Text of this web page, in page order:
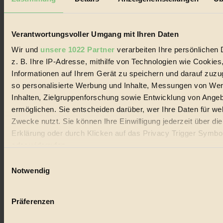
Verantwortungsvoller Umgang mit Ihren Daten
Wir und unsere 1022 Partner verarbeiten Ihre persönlichen
z. B. Ihre IP-Adresse, mithilfe von Technologien wie
Informationen auf Ihrem Gerät zu speichern und darauf
so personalisierte Werbung und Inhalte, Messungen von
Inhalten, Zielgruppenforschung sowie Entwicklung von
ermöglichen. Sie entscheiden darüber, wer Ihre Daten für
Zwecke nutzt. Sie können Ihre Einwilligung jederzeit über
Erklärung oder durch Klicken auf das Privacy Trigger
Wenn Sie es erlauben, würden wir auch gerne:
Ihr Gerät durch aktives Scannen nach bestimmten
Notwendig
Präferenzen
Biorama steht für einen nachhaltigen Lebensstil und bewussten
Lebenswandel. Es ist eine moderne Plattform für Ideen, Menschen
Handels mit Bioprodukten, des Fair-Trade sowie der Branche
alternativer Energien.
Social Media
22.601 Fans auf Facebook
3.415 Follower auf Twitter
Folge uns auf Instagram
Themen
Bio
Vegan